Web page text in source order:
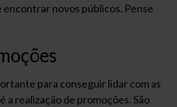
encontrar novos públicos. Pense
para conseguir lidar com as
a realização de promoções. São